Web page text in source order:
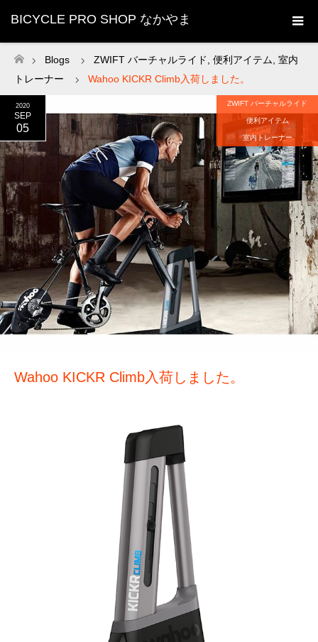
BICYCLE PRO SHOP なかやま
ホーム
Blogs ZWIFT バーチャルライド 便利アイテム 室内
トレーナー
Wahoo KICKR Climb入荷しました。
2020
SEP
05
ZWIFT バーチャルライド
便利アイテム
室内トレーナー
Wahoo KICKR Climb入荷しました。